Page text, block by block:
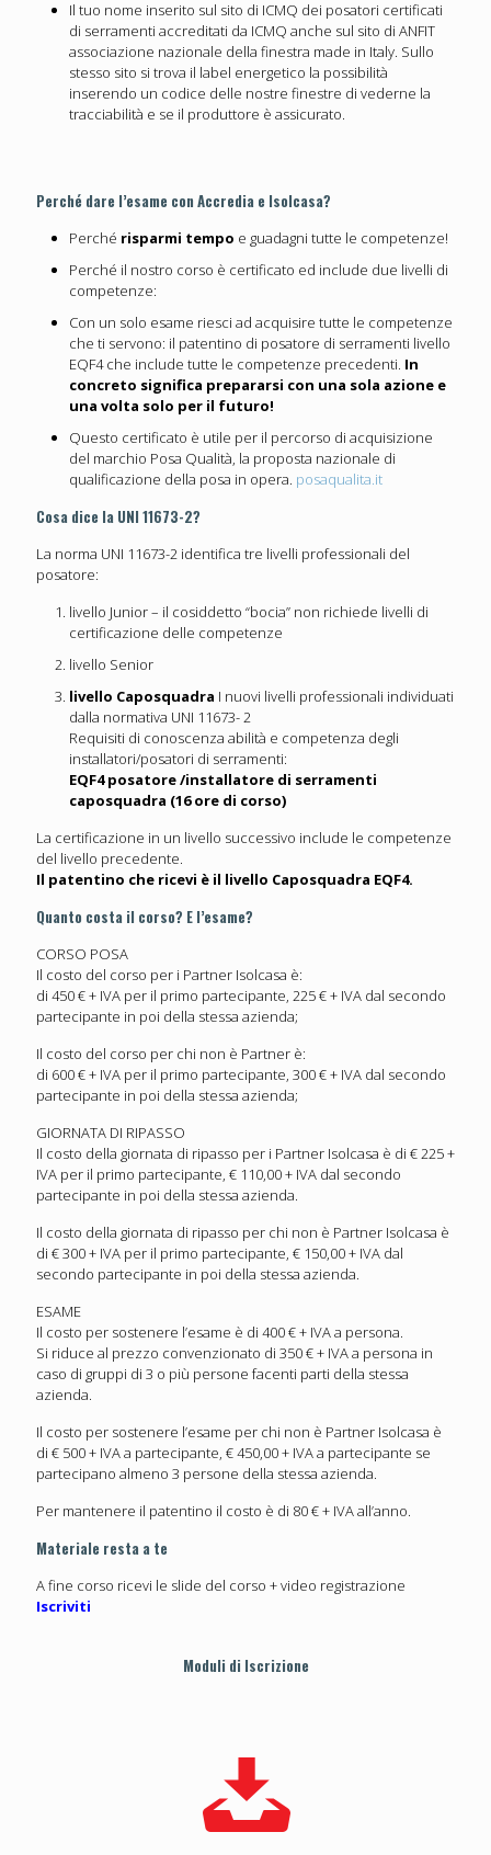
Il tuo nome inserito sul sito di ICMQ dei posatori certificati
di serramenti accreditati da ICMQ anche sul sito di ANFIT
associazione nazionale della finestra made in Italy. Sullo
stesso sito si trova il label energetico la possibilità
inserendo un codice delle nostre finestre di vederne la
tracciabilità e se il produttore è assicurato.
Perché dare l’esame con Accredia e Isolcasa?
Perché risparmi tempo e guadagni tutte le competenze!
Perché il nostro corso è certificato ed include due livelli di
competenze:
Con un solo esame riesci ad acquisire tutte le competenze
che ti servono: il patentino di posatore di serramenti livello
EQF4 che include tutte le competenze precedenti. In
concreto significa prepararsi con una sola azione e
una volta solo per il futuro!
Questo certificato è utile per il percorso di acquisizione
del marchio Posa Qualità, la proposta nazionale di
qualificazione della posa in opera. posaqualita.it
Cosa dice la UNI 11673-2?
La norma UNI 11673-2 identifica tre livelli professionali del
posatore:
livello Junior – il cosiddetto “bocia” non richiede livelli di
certificazione delle competenze
livello Senior
livello Caposquadra I nuovi livelli professionali individuati
dalla normativa UNI 11673- 2
Requisiti di conoscenza abilità e competenza degli
installatori/posatori di serramenti:
EQF4 posatore /installatore di serramenti
caposquadra (16 ore di corso)
La certificazione in un livello successivo include le competenze
del livello precedente.
Il patentino che ricevi è il livello Caposquadra EQF4.
Quanto costa il corso? E l’esame?
CORSO POSA
Il costo del corso per i Partner Isolcasa è:
di 450 € + IVA per il primo partecipante, 225 € + IVA dal secondo
partecipante in poi della stessa azienda;
Il costo del corso per chi non è Partner è:
di 600 € + IVA per il primo partecipante, 300 € + IVA dal secondo
partecipante in poi della stessa azienda;
GIORNATA DI RIPASSO
Il costo della giornata di ripasso per i Partner Isolcasa è di € 225 +
IVA per il primo partecipante, € 110,00 + IVA dal secondo
partecipante in poi della stessa azienda.
Il costo della giornata di ripasso per chi non è Partner Isolcasa è
di € 300 + IVA per il primo partecipante, € 150,00 + IVA dal
secondo partecipante in poi della stessa azienda.
ESAME
Il costo per sostenere l’esame è di 400 € + IVA a persona.
Si riduce al prezzo convenzionato di 350 € + IVA a persona in
caso di gruppi di 3 o più persone facenti parti della stessa
azienda.
Il costo per sostenere l’esame per chi non è Partner Isolcasa è
di € 500 + IVA a partecipante, € 450,00 + IVA a partecipante se
partecipano almeno 3 persone della stessa azienda.
Per mantenere il patentino il costo è di 80 € + IVA all’anno.
Materiale resta a te
A fine corso ricevi le slide del corso + video registrazione
Iscriviti
Moduli di Iscrizione